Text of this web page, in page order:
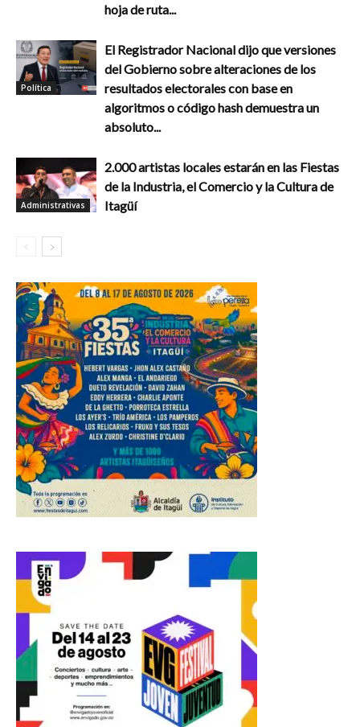
hoja de ruta...
Política
El Registrador Nacional dijo que versiones
del Gobierno sobre alteraciones de los
resultados electorales con base en
algoritmos o código hash demuestra un
absoluto...
Administrativas
2.000 artistas locales estarán en las Fiestas
de la Industria, el Comercio y la Cultura de
Itagüí